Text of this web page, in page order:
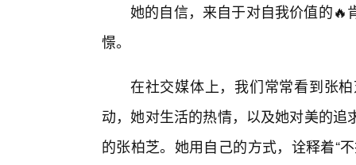
她的自信，来自于对自我价值的🔥
憬。
在社交媒体上，我们常常看到张
动，她对生活的热情，以及她对美的
的张柏芝。她用自己的方式，诠释着“